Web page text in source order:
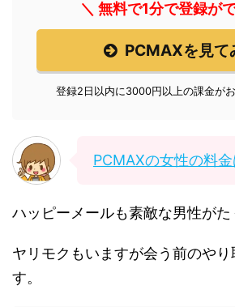
＼ 無料で1分で登録が
PCMAXを見て
登録2日以内に3000円以上の課金が
PCMAXの女性の料
ハッピーメールも素敵な男性がた
ヤリモクもいますが会う前のやり
す。